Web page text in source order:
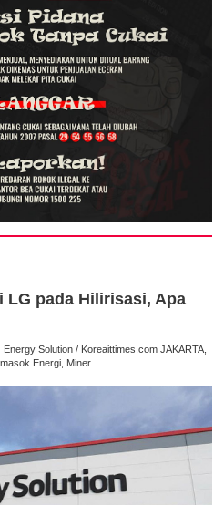
LG pada Hilirisasi, Apa
Solution / Koreaittimes.com JAKARTA,
Energi, Miner...